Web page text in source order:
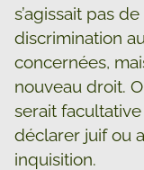
s’agissait pas
discrimination
concernées,
nouveau droit.
serait
déclarer juif ou
inquisition.